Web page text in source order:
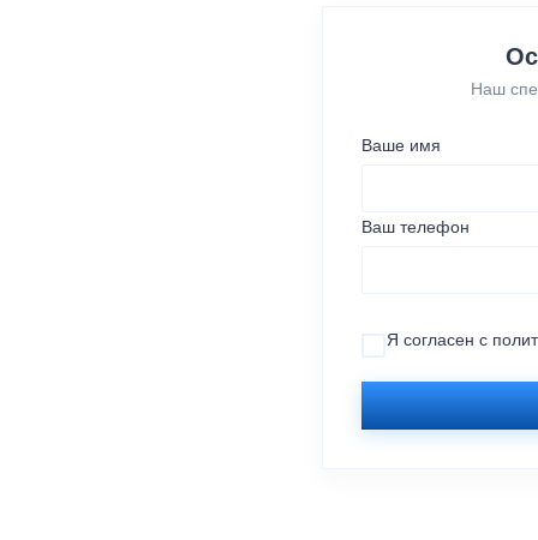
Наш
Ваше имя
Ваш телефон
Я согласен с